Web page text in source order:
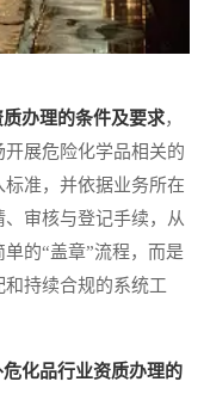
办理的条件及要求，
展危险化学品相关的
准，并依据业务所在
审核与登记手续，从
的“盖章”流程，而是
持续合规的系统工
化品行业资质办理的